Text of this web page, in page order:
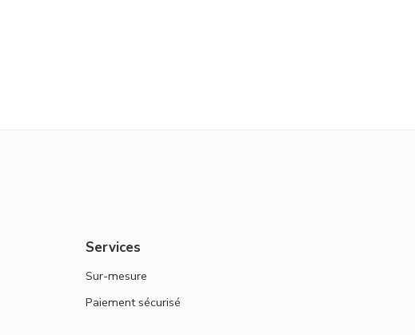
Services
Sur-mesure
Paiement sécurisé